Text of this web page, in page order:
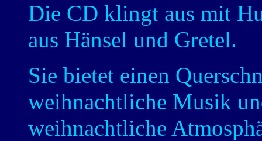
Die CD klingt aus mit
aus Hänsel und Gretel.
Sie bietet einen
weihnachtliche Musik
weihnachtliche